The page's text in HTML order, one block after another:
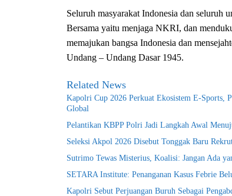
Seluruh masyarakat Indonesia dan seluruh
Bersama yaitu menjaga NKRI, dan
memajukan bangsa Indonesia dan
Undang – Undang Dasar 1945.
Related News
Kapolri Cup 2026 Perkuat Ekosistem E-Sports,
Global
Pelantikan KBPP Polri Jadi Langkah Awal
Seleksi Akpol 2026 Disebut Tonggak Baru
Sutrimo Tewas Misterius, Koalisi: Jangan Ada
SETARA Institute: Penanganan Kasus Febrie
Kapolri Sebut Perjuangan Buruh Sebagai